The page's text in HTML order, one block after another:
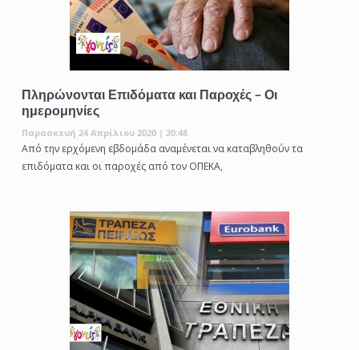
Πληρώνονται Επιδόματα και Παροχές – Οι
ημερομηνίες
Παρασκευή 24 Απρίλιου 2020 | 20:48
Από την ερχόμενη εβδομάδα αναμένεται να καταβληθούν τα
επιδόματα και οι παροχές από τον ΟΠΕΚΑ,